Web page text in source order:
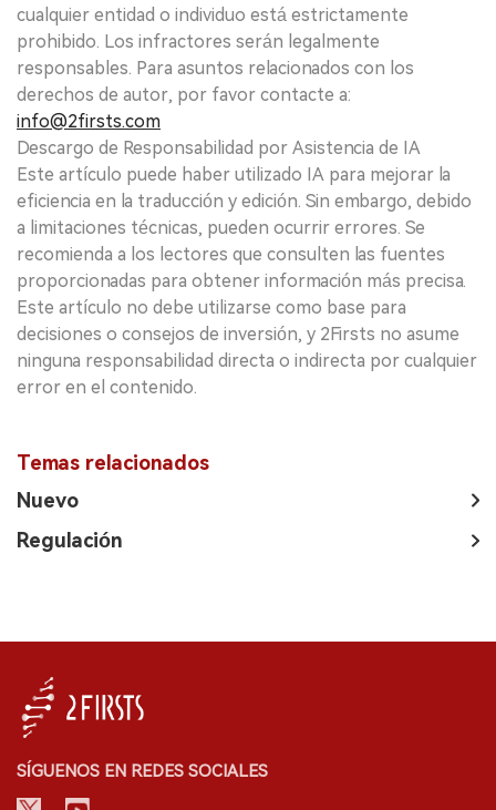
cualquier entidad o individuo está estrictamente
prohibido. Los infractores serán legalmente
responsables. Para asuntos relacionados con los
derechos de autor, por favor contacte a:
info@2firsts.com
Descargo de Responsabilidad por Asistencia de IA
Este artículo puede haber utilizado IA para mejorar la
eficiencia en la traducción y edición. Sin embargo, debido
a limitaciones técnicas, pueden ocurrir errores. Se
recomienda a los lectores que consulten las fuentes
proporcionadas para obtener información más precisa.
Este artículo no debe utilizarse como base para
decisiones o consejos de inversión, y 2Firsts no asume
ninguna responsabilidad directa o indirecta por cualquier
error en el contenido.
Temas relacionados
Nuevo
Regulación
SÍGUENOS EN REDES SOCIALES